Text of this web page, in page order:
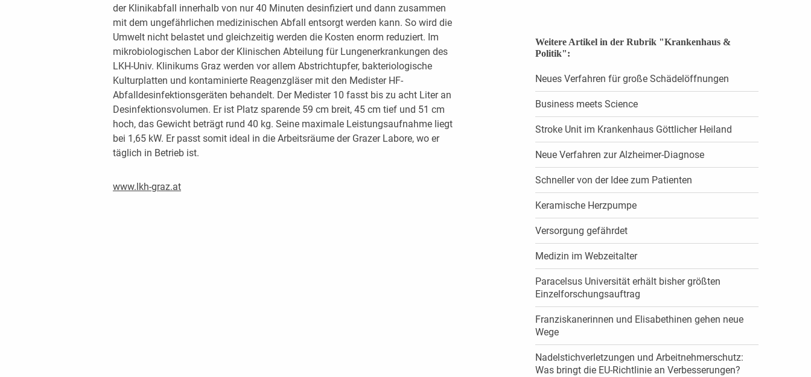
der Klinikabfall innerhalb von nur 40 Minuten desinfiziert und dann zusammen
mit dem ungefährlichen medizinischen Abfall entsorgt werden kann. So wird die
Umwelt nicht belastet und gleichzeitig werden die Kosten enorm reduziert. Im
mikrobiologischen Labor der Klinischen Abteilung für Lungenerkrankungen des
LKH-Univ. Klinikums Graz werden vor allem Abstrichtupfer, bakteriologische
Kulturplatten und kontaminierte Reagenzgläser mit den Medister HF-
Abfalldesinfektionsgeräten behandelt. Der Medister 10 fasst bis zu acht Liter an
Desinfektionsvolumen. Er ist Platz sparende 59 cm breit, 45 cm tief und 51 cm
hoch, das Gewicht beträgt rund 40 kg. Seine maximale Leistungsaufnahme liegt
bei 1,65 kW. Er passt somit ideal in die Arbeitsräume der Grazer Labore, wo er
täglich in Betrieb ist.
www.lkh-graz.at
Weitere Artikel in der Rubrik "Krankenhaus &
Politik":
Neues Verfahren für große Schädelöffnungen
Business meets Science
Stroke Unit im Krankenhaus Göttlicher Heiland
Neue Verfahren zur Alzheimer-Diagnose
Schneller von der Idee zum Patienten
Keramische Herzpumpe
Versorgung gefährdet
Medizin im Webzeitalter
Paracelsus Universität erhält bisher größten
Einzelforschungsauftrag
Franziskanerinnen und Elisabethinen gehen neue
Wege
Nadelstichverletzungen und Arbeitnehmerschutz:
Was bringt die EU-Richtlinie an Verbesserungen?